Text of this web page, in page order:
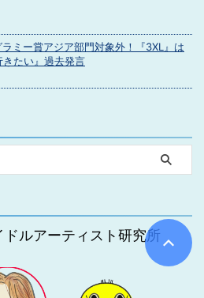
ミー賞アジア部門対象外！『3XL』は
たい』過去発言
ルアーティスト研究所